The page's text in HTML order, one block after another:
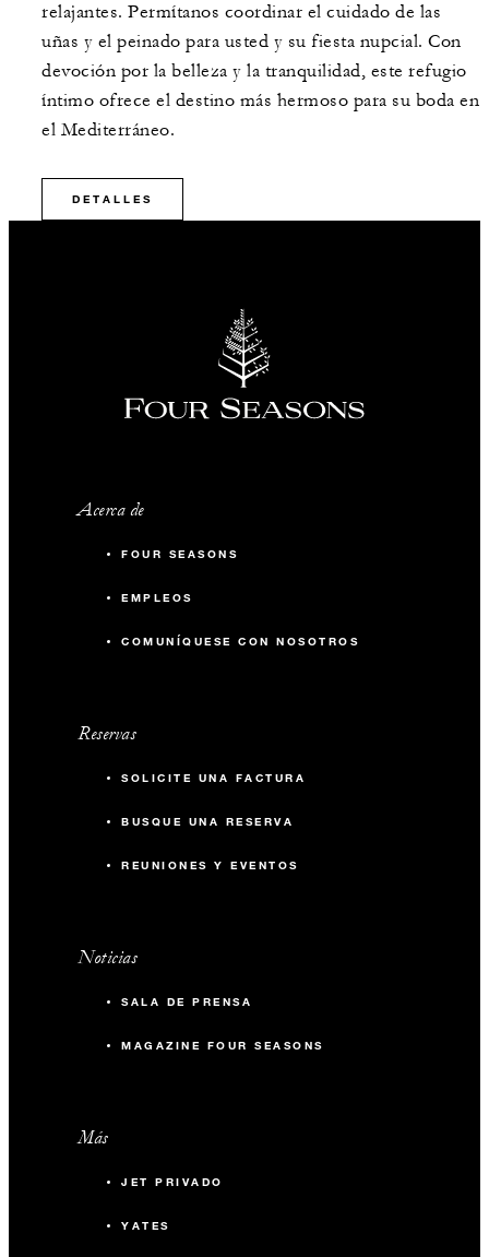
relajantes. Permítanos coordinar el cuidado de las
uñas y el peinado para usted y su fiesta nupcial. Con
devoción por la belleza y la tranquilidad, este refugio
íntimo ofrece el destino más hermoso para su boda en
el Mediterráneo.
DETALLES
Acerca de
FOUR SEASONS
EMPLEOS
COMUNÍQUESE CON NOSOTROS
Reservas
SOLICITE UNA FACTURA
BUSQUE UNA RESERVA
REUNIONES Y EVENTOS
Noticias
SALA DE PRENSA
MAGAZINE FOUR SEASONS
Más
JET PRIVADO
YATES